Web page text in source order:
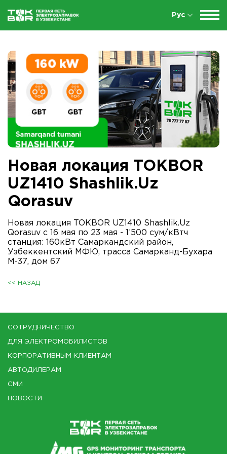
Рус
Новая локация TOKBOR
UZ1410 Shashlik.Uz
Qorasuv
Новая локация TOKBOR UZ1410 Shashlik.Uz
Qorasuv с 16 мая по 23 мая - 1’500 сум/кВтч
станция: 160кВт Самаркандский район,
Узбеккентский МФЮ, трасса Самарканд-Бухара
М-37, дом 67
<< НАЗАД
СОТРУДНИЧЕСТВО
ДЛЯ ЭЛЕКТРОМОБИЛИСТОВ
КОРПОРАТИВНЫМ КЛИЕНТАМ
АВТОДИЛЕРАМ
СМИ
НОВОСТИ